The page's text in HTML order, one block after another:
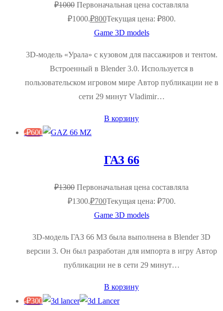
₽1000 Первоначальная цена составляла
₽1000.₽800Текущая цена: ₽800.
Game 3D models
3D-модель «Урала» с кузовом для пассажиров и тентом.
Встроенный в Blender 3.0. Используется в
пользовательском игровом мире Автор публикации не в
сети 29 минут Vladimir…
В корзину
-₽600
ГАЗ 66
₽1300 Первоначальная цена составляла
₽1300.₽700Текущая цена: ₽700.
Game 3D models
3D-модель ГАЗ 66 МЗ была выполнена в Blender 3D
версии 3. Он был разработан для импорта в игру Автор
публикации не в сети 29 минут…
В корзину
-₽300